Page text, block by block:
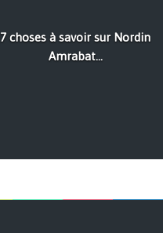
7 choses à savoir sur Nordin
Amrabat...